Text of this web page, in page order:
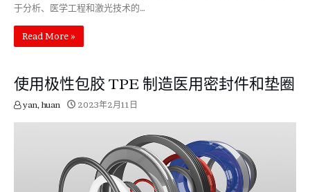
于分析、医学工程和激光技术的…
Read More »
使用极性包胶 TPE 制造医用密封件和垫圈
yan, huan 2023年2月11日